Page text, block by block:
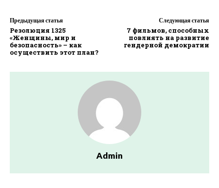
Предыдущая статья
Резолюция 1325
«Женщины, мир и
безопасность» – как
осуществить этот план?
Следующая статья
7 фильмов, способных
повлиять на развитие
гендерной демократии
Admin